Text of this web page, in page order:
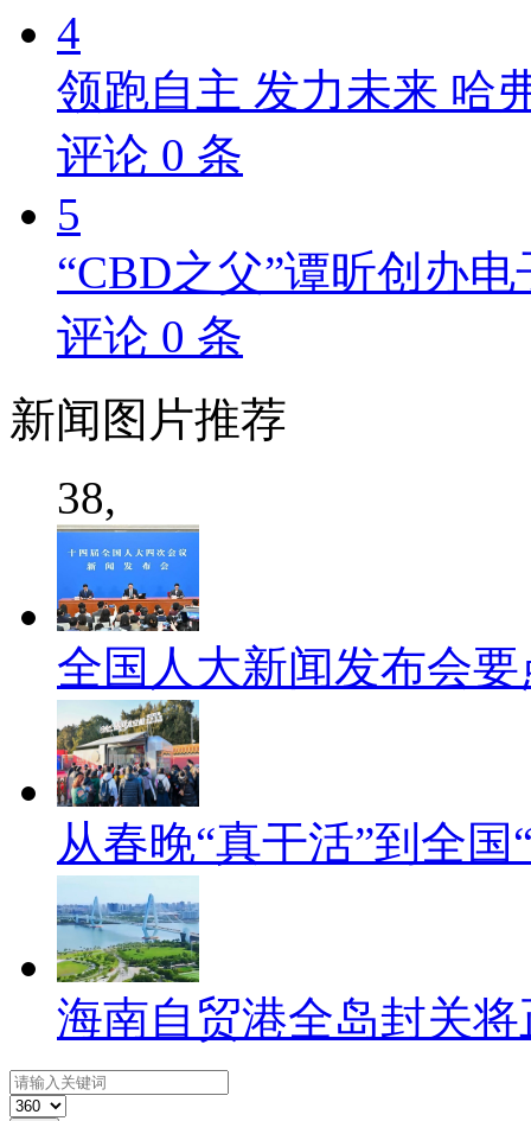
4
领跑自主 发力未来 哈
评论 0 条
5
“CBD之父”谭昕创办
评论 0 条
新闻 图片推荐
38,
全国人大新闻发布会
从春晚“真干活”到全国
海南自贸港全岛封关